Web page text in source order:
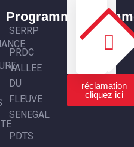
Programmes
SERRP
PRDC
VALLEE
DU
FLEUVE
SENEGAL
PDTS
réclamation
cliquez ici